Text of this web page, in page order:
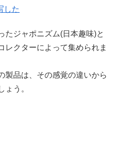
した
たジャポニズム(日本趣味)と
レクターによって集められま
製品は、その感覚の違いから
ょう。